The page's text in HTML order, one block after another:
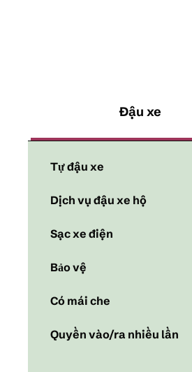
Đậu xe
Tự đậu xe
Dịch vụ đậu xe hộ
Sạc xe điện
Bảo vệ
Có mái che
Quyền vào/ra nhiều lần